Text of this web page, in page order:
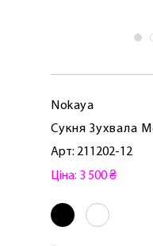
Nokaya
Сукня Зухвала
Арт: 211202-12
Ціна: 3 500 ₴